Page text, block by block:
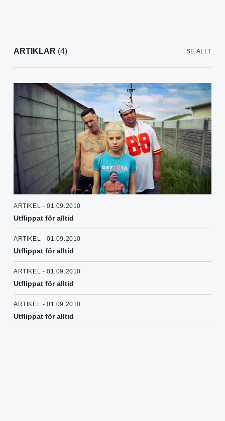
ARTIKLAR (4) SE ALLT
ARTIKEL - 01.09.2010
Utflippat för alltid
ARTIKEL - 01.09.2010
Utflippat för alltid
ARTIKEL - 01.09.2010
Utflippat för alltid
ARTIKEL - 01.09.2010
Utflippat för alltid